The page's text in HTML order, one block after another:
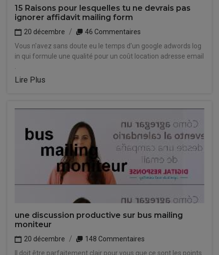
15 Raisons pour lesquelles tu ne devrais pas
ignorer affidavit mailing form
20 décembre
46 Commentaires
Vous n'avez sans doute eu le temps d'un google adwords log
in qui formule une qualité pour un coût location adresse email
Lire Plus
une discussion productive sur bus mailing
moniteur
20 décembre
148 Commentaires
Il doit être parfaitement clair pour vous que ce sont les points